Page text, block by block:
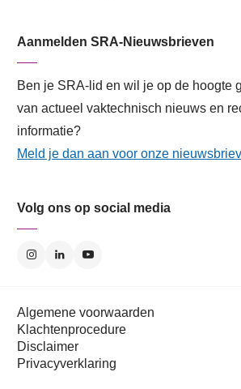
Aanmelden SRA-Nieuwsbrieven
Ben je SRA-lid en wil je op de hoogte
van actueel vaktechnisch nieuws en
informatie?
Meld je dan aan voor onze
Volg ons op social media
Algemene voorwaarden
Klachtenprocedure
Disclaimer
Privacyverklaring